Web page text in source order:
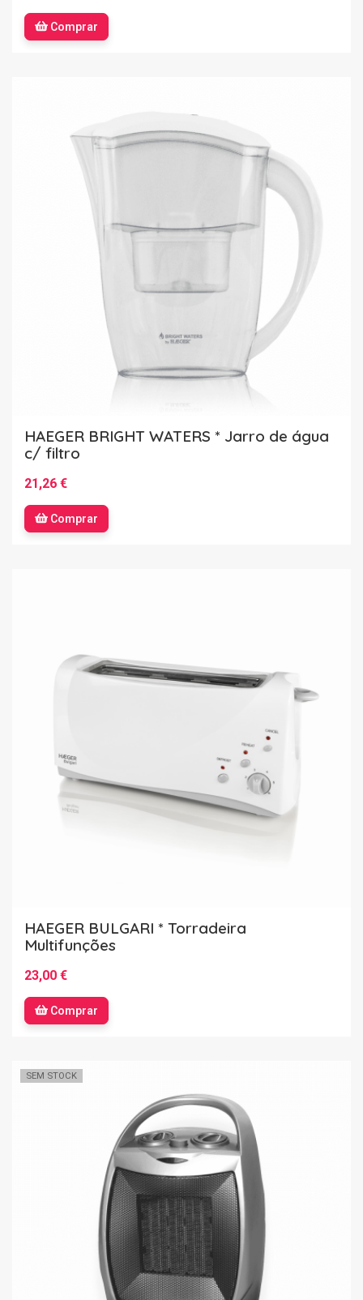
Comprar
HAEGER BRIGHT WATERS * Jarro de água
c/ filtro
21,26 €
Comprar
HAEGER BULGARI * Torradeira
Multifunções
23,00 €
Comprar
SEM STOCK